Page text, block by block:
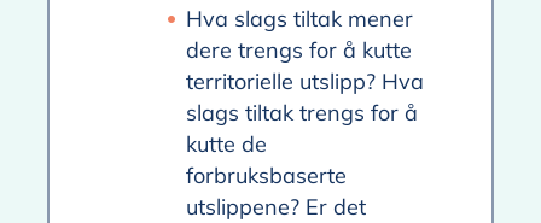
Hva slags tiltak mener
dere trengs for å kutte
territorielle utslipp? Hva
slags tiltak trengs for å
kutte de
forbruksbaserte
utslippene? Er det